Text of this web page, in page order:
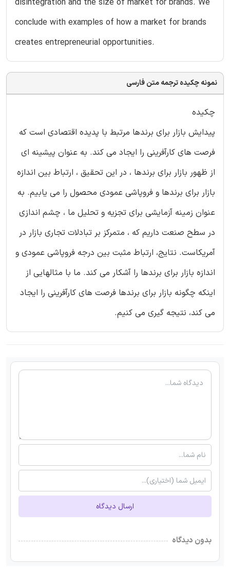
conclude with examples of how a market for brands
creates entrepreneurial opportunities.
نمونه چکیده ترجمه متن فارسی
چکیده
پیدایش بازار برای برندها مرتبط با پدیده اقتصادی است که
فرصت های کارآفرینی را ایجاد می کند. به عنوان پیشینه ای
از ظهور بازار برای برندها ، در این تحقیق ، ارتباط بین اندازه
بازار برای برندها و فروپاشی عمودی محصول را می یابیم. به
عنوان زمینه آزمایشی برای تجزیه و تحلیل ما ، چشم اندازی
در سطح صنعت داریم که ، متمرکز بر تبادلات تجاری بازار در
آمریکاست. نتایج، ارتباط مثبت بین درجه فروپاشی عمودی و
اندازه بازار برای برندها را آشکار می کند. ما با مثالهایی از
اینکه چگونه بازار برای برندها فرصت های کارآفرینی را ایجاد
می کند، نتیجه گیری می کنیم.
ارسال دیدگاه
بدون دیدگاه